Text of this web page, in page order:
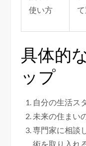
使い方
具体的
ップ
自分の生活ス
未来の住まい
専門家に相談
術を取り入れ